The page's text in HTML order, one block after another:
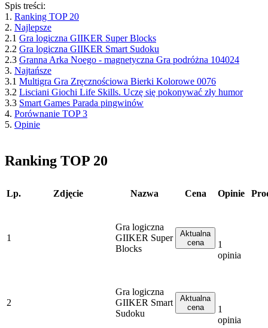
Spis treści:
1. Ranking TOP 20
2. Najlepsze
2.1 Gra logiczna GIIKER Super Blocks
2.2 Gra logiczna GIIKER Smart Sudoku
2.3 Granna Arka Noego - magnetyczna Gra podróżna 104024
3. Najtańsze
3.1 Multigra Gra Zręcznościowa Bierki Kolorowe 0076
3.2 Lisciani Giochi Life Skills. Uczę się pokonywać zły humor
3.3 Smart Games Parada pingwinów
4. Porównanie TOP 3
5. Opinie
Ranking TOP 20
Lp. Zdjęcie Nazwa Cena Opinie
1
Gra logiczna
GIIKER Super
Blocks
Aktualna
cena
1
opinia
2
Gra logiczna
GIIKER Smart
Sudoku
Aktualna
cena
1
opinia